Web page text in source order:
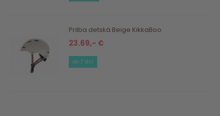
Prilba detská Beige KikkaBoo
23.69,- €
do 7 dní